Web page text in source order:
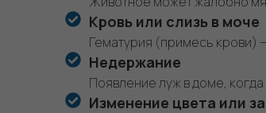
Кровь или слизь в моче
Гематурия (примесь крови)
Недержание
Появление луж в доме,
Изменение цвета или